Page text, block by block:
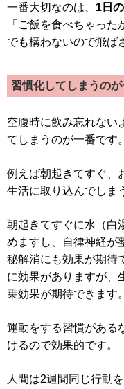
一番大切なのは、 1日
「ご飯を食べちゃっ
でも構わないので飛ば
習慣化してしまうの
空腹時に飲み忘れない
てしまうのが一番です。
例えば朝起きてすぐ、
生活に取り込んでしま
朝起きてすぐに水（白
めますし、自律神経が
秘解消にも効果が期待
に効果がありますが、
乗効果が期待できます。
運動をする習慣がある
けるので効果的です。
人間は2週間同じ行動